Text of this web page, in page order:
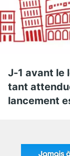
J-1 avant le
tant
lancement